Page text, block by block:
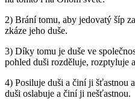
2) Brání tomu, aby jedovatý šíp
zkáze jeho duše.
3) Díky tomu je duše ve
pohled duši rozděluje, rozptyluje
4) Posiluje duši a činí ji šťastnou
duši oslabuje a činí ji nešťastnou.